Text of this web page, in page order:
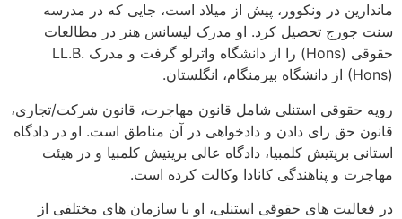
ماندارین در ونکوور، پیش از میلاد است، جایی که در مدرسه
سنت جورج تحصیل کرد. او مدرک لیسانس هنر در مطالعات
حقوقی (Hons) را از دانشگاه واترلو گرفت و مدرک LL.B.
(Hons) از دانشگاه بیرمنگام، انگلستان.
رویه حقوقی استنلی شامل قانون مهاجرت، قانون شرکت/تجاری،
قانون حق رای دادن و دادخواهی در آن مناطق است. او در دادگاه
استانی بریتیش کلمبیا، دادگاه عالی بریتیش کلمبیا و در هیئت
مهاجرت و پناهندگی کانادا وکالت کرده است.
در فعالیت های حقوقی استنلی، او با سازمان های مختلفی از